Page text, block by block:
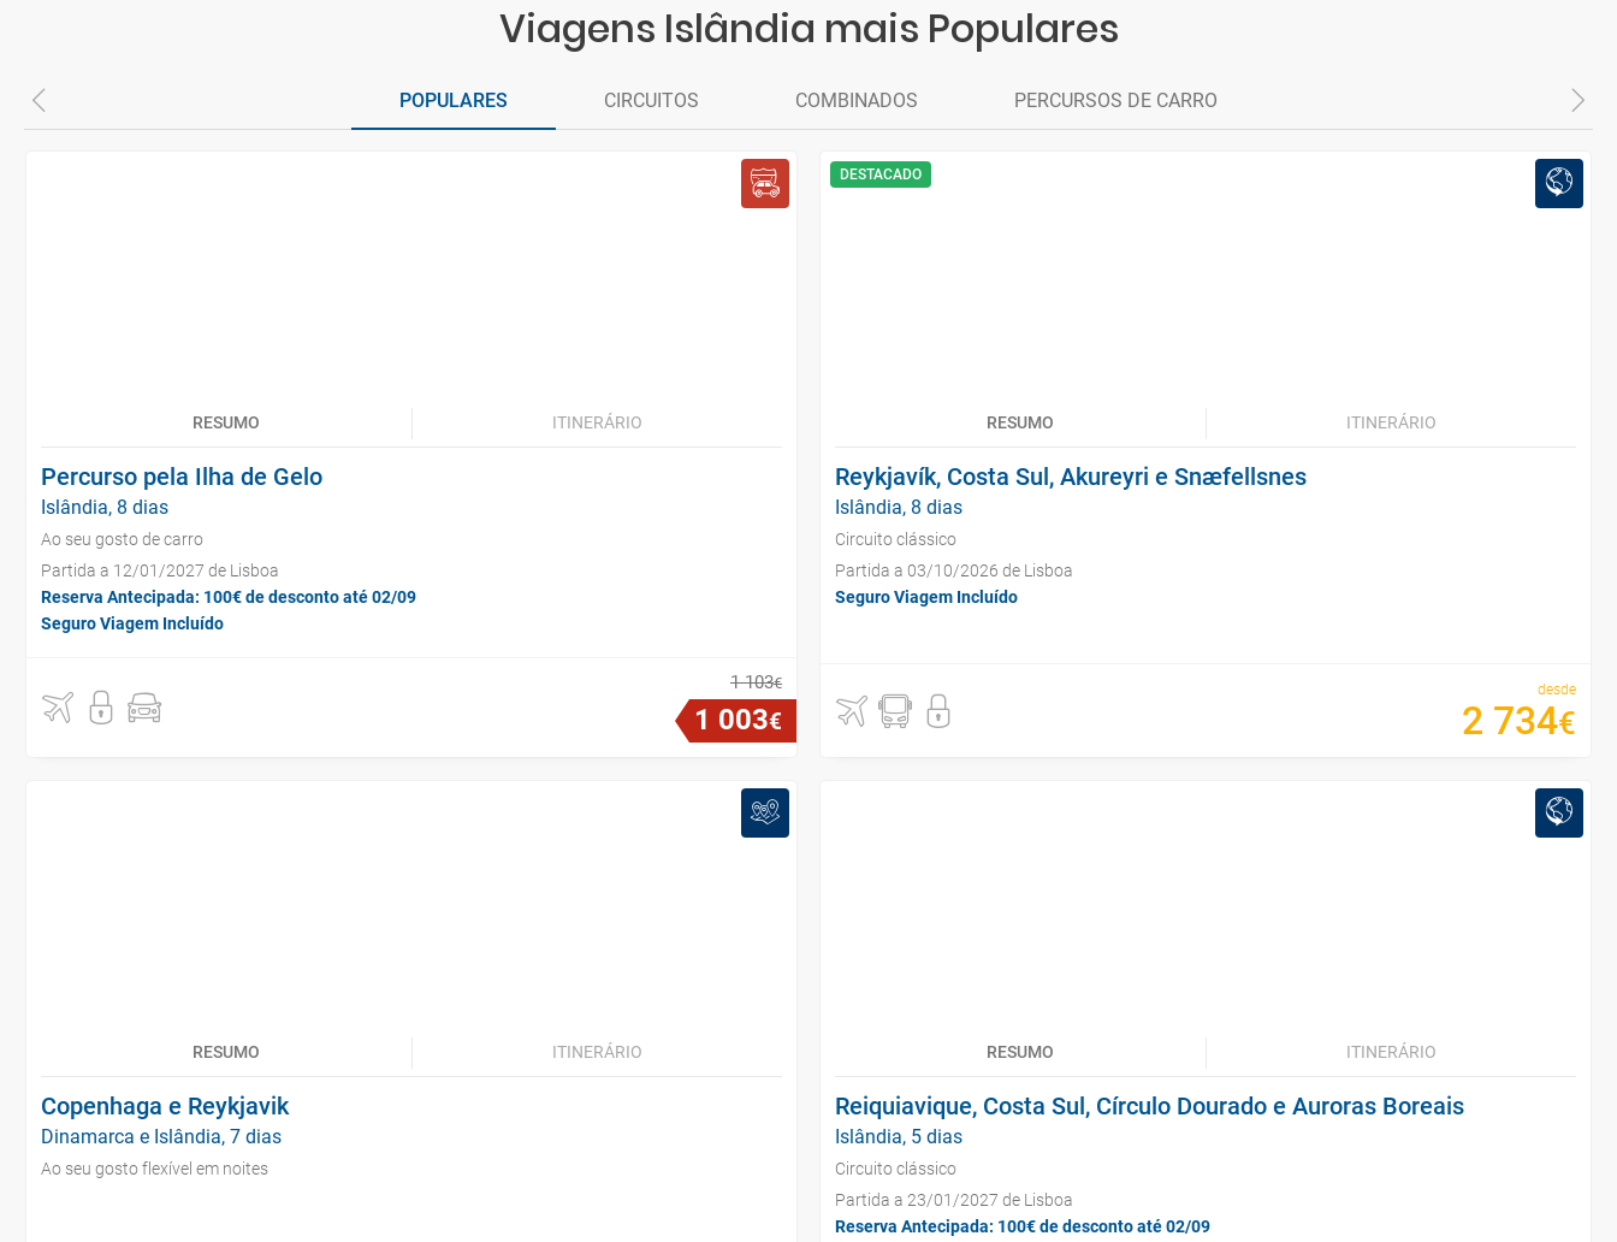
Viagens Islândia mais Populares
POPULARES CIRCUITOS COMBINADOS PERCURSOS DE CARRO
RESUMO ITINERÁRIO
Percurso pela Ilha de Gelo
Islândia, 8 dias
Ao seu gosto de carro
Partida a 12/01/2027 de Lisboa
Reserva Antecipada: 100€ de desconto até 02/09
Seguro Viagem Incluído
1 103€
1 003€
DESTACADO
RESUMO ITINERÁRIO
Reykjavík, Costa Sul, Akureyri e Snæfellsnes
Islândia, 8 dias
Circuito clássico
Partida a 03/10/2026 de Lisboa
Seguro Viagem Incluído
desde
2 734€
RESUMO ITINERÁRIO
Copenhaga e Reykjavik
Dinamarca e Islândia, 7 dias
Ao seu gosto flexível em noites
RESUMO ITINERÁRIO
Reiquiavique, Costa Sul, Círculo Dourado e Auroras Boreais
Islândia, 5 dias
Circuito clássico
Partida a 23/01/2027 de Lisboa
Reserva Antecipada: 100€ de desconto até 02/09